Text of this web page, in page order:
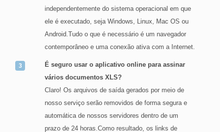
independentemente do sistema operacional em que
ele é executado, seja Windows, Linux, Mac OS ou
Android.Tudo o que é necessário é um navegador
contemporâneo e uma conexão ativa com a Internet.
É seguro usar o aplicativo online para assinar
vários documentos XLS?
Claro! Os arquivos de saída gerados por meio de
nosso serviço serão removidos de forma segura e
automática de nossos servidores dentro de um
prazo de 24 horas.Como resultado, os links de